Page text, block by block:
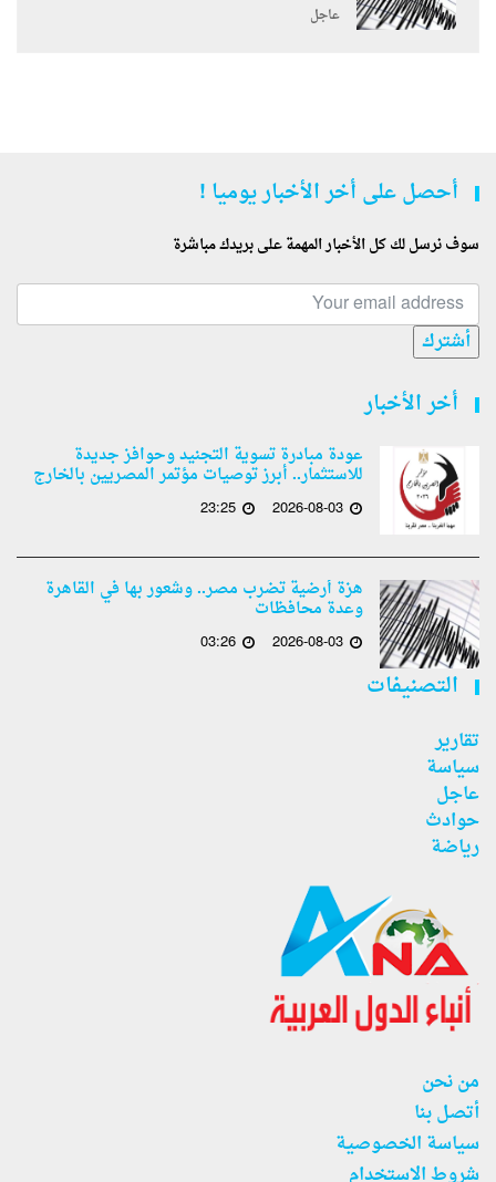
عاجل
أحصل على أخر الأخبار يوميا !
سوف نرسل لك كل الأخبار المهمة على بريدك مباشرة
أشترك
أخر الأخبار
عودة مبادرة تسوية التجنيد وحوافز جديدة
للاستثمار.. أبرز توصيات مؤتمر المصريين بالخارج
2026-08-03
23:25
هزة أرضية تضرب مصر.. وشعور بها في القاهرة
وعدة محافظات
2026-08-03
03:26
التصنيفات
تقارير
سياسة
عاجل
حوادث
رياضة
من نحن
أتصل بنا
سياسة الخصوصية
شروط الاستخدام